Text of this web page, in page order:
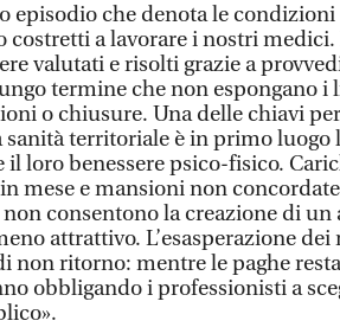
episodio che denota le
costretti a lavorare i nostri
valutati e risolti grazie a
termine che non espongano i
o chiusure. Una delle chiavi
territoriale è in primo luogo
loro benessere psico-fisico.
mese e mansioni non
consentono la creazione di un
attrattivo. L’esasperazione
non ritorno: mentre le paghe
obbligando i professionisti a